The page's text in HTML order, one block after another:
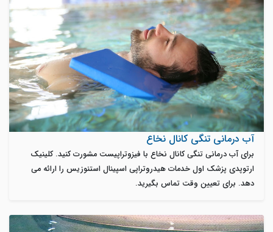
آب درمانی تنگی کانال نخاع
برای آب درمانی تنگی کانال نخاع با فیزوتراپیست مشورت کنید. کلینیک
ارتوپدی پزشک اول خدمات هیدروتراپی اسپینال استنوزیس را ارائه می
دهد. برای تعیین وقت تماس بگیرید.